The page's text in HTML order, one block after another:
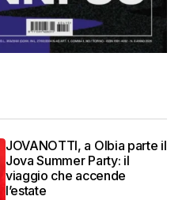
JOVANOTTI, a Olbia parte il
Jova Summer Party: il
viaggio che accende
l’estate